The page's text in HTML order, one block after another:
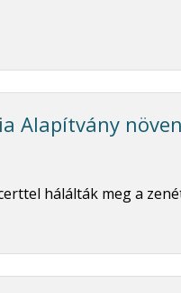
Alapítvány
hálálták meg a